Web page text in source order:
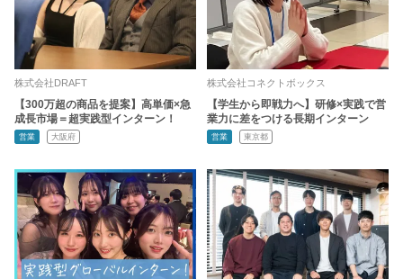
株式会社DRAFT
【300万超の商品を提案】高単価×急
成長市場＝超実践型インターン！
営業 大阪府
株式会社コネクトボックス
【学生から即戦力へ】研修×実践で営
業力に差をつける長期インターン
営業 東京都